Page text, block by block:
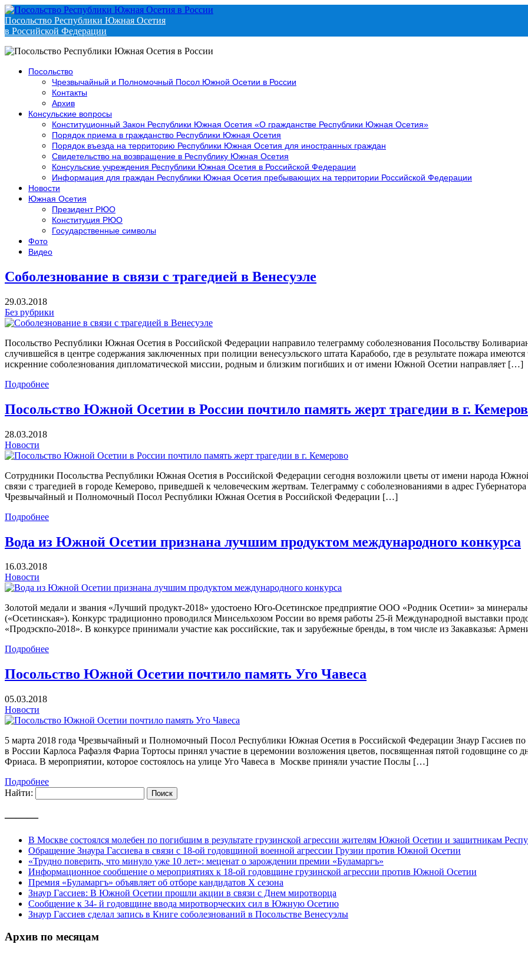
Посольство Республики Южная Осетия
в Российской Федерации
Посольство
Чрезвычайный и Полномочный Посол Южной Осетии в России
Контакты
Архив
Консульские вопросы
Конституционный Закон Республики Южная Осетия «О гражданстве Республики Южная Осетия»
Порядок приема в гражданство Республики Южная Осетия
Порядок въезда на территорию Республики Южная Осетия для иностранных граждан
Свидетельство на возвращение в Республику Южная Осетия
Консульские учреждения Республики Южная Осетия в Российской Федерации
Информация для граждан Республики Южная Осетия пребывающих на территории Российской Федерации
Новости
Южная Осетия
Президент РЮО
Конституция РЮО
Государственные символы
Фото
Видео
Соболезнование в связи с трагедией в Венесуэле
29.03.2018
Без рубрики
Посольство Республики Южная Осетия в Российской Федерации направило телеграмму соболезнования Посольству
случившейся в центре содержания заключенных при полиции венесуэльского штата Карабобо, где в результате пожара
искренние соболезнования дипломатической миссии, родным и близким погибших и от имени Южной Осетии направляет […]
Подробнее
Посольство Южной Осетии в России почтило память жерт трагедии в г.
28.03.2018
Новости
Сотрудники Посольства Республики Южная Осетия в Российской Федерации сегодня возложили цветы от имени народа
связи с трагедией в городе Кемерово, приведшей к человеческим жертвам. Телеграмму с соболезнованиями в адрес
Чрезвычайный и Полномочный Посол Республики Южная Осетия в Российской Федерации […]
Подробнее
Вода из Южной Осетии признана лучшим продуктом международного конкурса
16.03.2018
Новости
Золотой медали и звания «Лучший продукт-2018» удостоено Юго-Осетинское предприятие ООО «Родник Осетии» за
(«Осетинская»). Конкурс традиционно проводился Минсельхозом России во время работы 25-й Международной выставки
«Продэскпо-2018». В конкурсе принимали участие как российские, так и зарубежные бренды, в том числе из Закавказья:
Подробнее
Посольство Южной Осетии почтило память Уго Чавеса
05.03.2018
Новости
5 марта 2018 года Чрезвычайный и Полномочный Посол Республики Южная Осетия в Российской Федерации Знаур Гассиев
в России Карлоса Рафаэля Фариа Тортосы принял участие в церемонии возложения цветов, посвященная пятой годовщине со
Фриаса. В мероприятии, которое состоялось на улице Уго Чавеса в Москве приняли участие Послы […]
Подробнее
Найти:
———
В Москве состоялся молебен по погибшим в результате грузинской агрессии жителям Южной Осетии и защитникам
Обращение Знаура Гассиева в связи с 18-ой годовщиной военной агрессии Грузии против Южной Осетии
«Трудно поверить, что минуло уже 10 лет»: меценат о зарождении премии «Буламаргъ»
Информационное сообщение о мероприятиях к 18-ой годовщине грузинской агрессии против Южной Осетии
Премия «Буламаргъ» объявляет об отборе кандидатов Х сезона
Знаур Гассиев: В Южной Осетии прошли акции в связи с Днем миротворца
Сообщение к 34- й годовщине ввода миротворческих сил в Южную Осетию
Знаур Гассиев сделал запись в Книге соболезнований в Посольстве Венесуэлы
Архив по месяцам